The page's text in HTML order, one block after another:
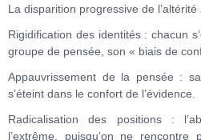
La disparition progressive de
Rigidification des identités : chacun
groupe de pensée, son « biais de
Appauvrissement de la pensée :
s’éteint dans le confort de l’évidence.
Radicalisation des positions :
l’extrême, puisqu’on ne